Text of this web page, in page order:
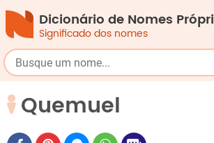
Dicionário de Nomes
Significado dos nomes
Quemuel